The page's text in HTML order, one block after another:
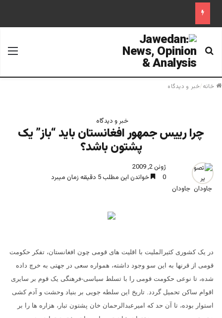
جستجو برای
خانه/خبر و دیدگاه
خبر و دیدگاه
چرا رییس جمهور افغانستان باید “باز” یک
پشتون باشد؟
جاودان
ژوئن 2, 2009
0
خواندن این مطلب 5 دقیقه زمان میبرد
در یک کشوری کثیرالملیت با اقلیت های قومی چون افغانستان، تفکر حکومت
قومی از قرنها به این سو وجود داشته، همواره سعی در جهتی به خرچ داده
شده، تا نوعی حکومت قومی را با تسلط سیاسی-فرهنگی یک قوم بر سایری
اقوام ساکن تحمیل گردد. تاریخ این سلطه جویی بر بنیاد وحشت و آدم کشی
استوار بوده، تا آن حد که امیرعبدالرحمان خان پشتون تبار، هزاره ها را بر